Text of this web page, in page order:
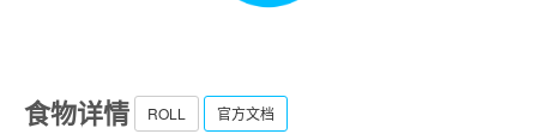
食物详情 ROLL 官方文档